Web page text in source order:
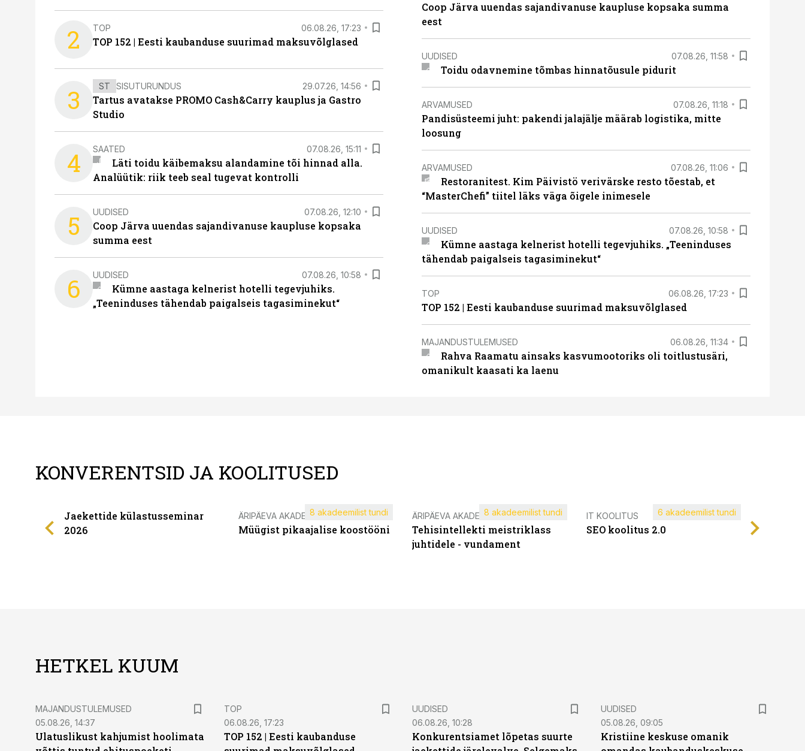
2 TOP 06.08.26, 17:23
TOP 152 | Eesti kaubanduse suurimad maksuvõlglased
3 ST SISUTURUNDUS 29.07.26, 14:56
Tartus avatakse PROMO Cash&Carry kauplus ja Gastro
Studio
4 SAATED 07.08.26, 15:11
Läti toidu käibemaksu alandamine tõi hinnad alla.
Analüütik: riik teeb seal tugevat kontrolli
5 UUDISED 07.08.26, 12:10
Coop Järva uuendas sajandivanuse kaupluse kopsaka
summa eest
6 UUDISED 07.08.26, 10:58
Kümne aastaga kelnerist hotelli tegevjuhiks.
„Teeninduses tähendab paigalseis tagasiminekut“
Coop Järva uuendas sajandivanuse kaupluse kopsaka summa
eest
UUDISED 07.08.26, 11:58
Toidu odavnemine tõmbas hinnatõusule pidurit
ARVAMUSED 07.08.26, 11:18
Pandisüsteemi juht: pakendi jalajälje määrab logistika, mitte
loosung
ARVAMUSED 07.08.26, 11:06
Restoranitest. Kim Päivistö verivärske resto tõestab, et
“MasterChefi” tiitel läks väga õigele inimesele
UUDISED 07.08.26, 10:58
Kümne aastaga kelnerist hotelli tegevjuhiks. „Teeninduses
tähendab paigalseis tagasiminekut“
TOP 06.08.26, 17:23
TOP 152 | Eesti kaubanduse suurimad maksuvõlglased
MAJANDUSTULEMUSED 06.08.26, 11:34
Rahva Raamatu ainsaks kasvumootoriks oli toitlustusäri,
omanikult kaasati ka laenu
KONVERENTSID JA KOOLITUSED
Jaekettide külastusseminar
2026
ÄRIPÄEVA AKADEEMIA
Müügist pikaajalise koostööni
8 akadeemilist tundi ÄRIPÄEVA AKADEEMIA
Tehisintellekti meistriklass
juhtidele - vundament
8 akadeemilist tundi IT KOOLITUS
SEO koolitus 2.0
6 akadeemilist tundi
HETKEL KUUM
MAJANDUSTULEMUSED
05.08.26, 14:37
Ulatuslikust kahjumist hoolimata
TOP
06.08.26, 17:23
TOP 152 | Eesti kaubanduse
UUDISED
06.08.26, 10:28
Konkurentsiamet lõpetas suurte
UUDISED
05.08.26, 09:05
Kristiine keskuse omanik